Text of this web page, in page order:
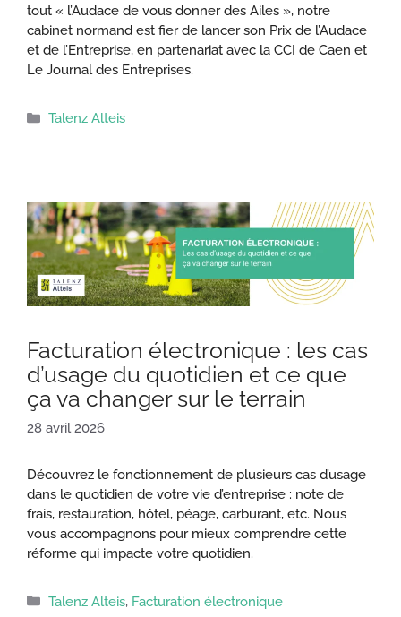
tout « l’Audace de vous donner des Ailes », notre
cabinet normand est fier de lancer son Prix de l’Audace
et de l’Entreprise, en partenariat avec la CCI de Caen et
Le Journal des Entreprises.
Catégories
Talenz Alteis
Facturation électronique : les cas
d’usage du quotidien et ce que
ça va changer sur le terrain
28 avril 2026
Découvrez le fonctionnement de plusieurs cas d’usage
dans le quotidien de votre vie d’entreprise : note de
frais, restauration, hôtel, péage, carburant, etc. Nous
vous accompagnons pour mieux comprendre cette
réforme qui impacte votre quotidien.
Catégories
Talenz Alteis, Facturation électronique